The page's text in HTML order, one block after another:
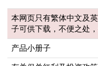
本网页只有繁体中文及
子可供下载，不便之处，
产品小册子